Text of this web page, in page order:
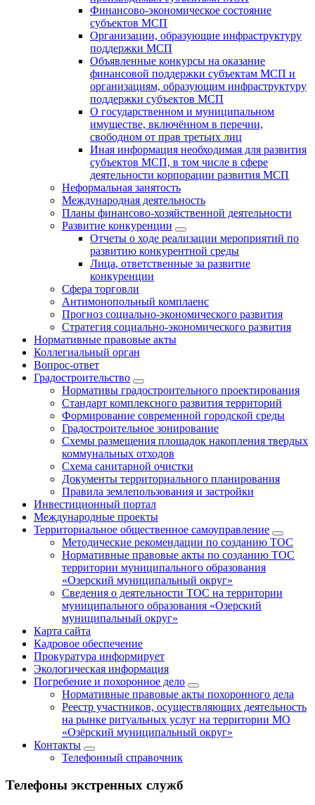
Финансово-экономическое состояние
субъектов МСП
Организации, образующие инфраструктуру
поддержки МСП
Объявленные конкурсы на оказание
финансовой поддержки субъектам МСП и
организациям, образующим инфраструктуру
поддержки субъектов МСП
О государственном и муниципальном
имуществе, включённом в перечни,
свободном от прав третьих лиц
Иная информация необходимая для развития
субъектов МСП, в том числе в сфере
деятельности корпорации развития МСП
Неформальная занятость
Международная деятельность
Планы финансово-хозяйственной деятельности
Развитие конкуренции
Отчеты о ходе реализации мероприятий по
развитию конкурентной среды
Лица, ответственные за развитие
конкуренции
Сфера торговли
Антимонопольный комплаенс
Прогноз социально-экономического развития
Стратегия социально-экономического развития
Нормативные правовые акты
Коллегиальный орган
Вопрос-ответ
Градостроительство
Нормативы градостроительного проектирования
Стандарт комплексного развития территорий
Формирование современной городской среды
Градостроительное зонирование
Схемы размещения площадок накопления твердых
коммунальных отходов
Схема санитарной очистки
Документы территориального планирования
Правила землепользования и застройки
Инвестиционный портал
Международные проекты
Территориальное общественное самоуправление
Методические рекомендации по созданию ТОС
Нормативные правовые акты по созданию ТОС
территории муниципального образования
«Озерский муниципальный округ»
Сведения о деятельности ТОС на территории
муниципального образования «Озерский
муниципальный округ»
Карта сайта
Кадровое обеспечение
Прокуратура информирует
Экологическая информация
Погребение и похоронное дело
Нормативные правовые акты похоронного дела
Реестр участников, осуществляющих деятельность
на рынке ритуальных услуг на территории МО
«Озёрский муниципальный округ»
Контакты
Телефонный справочник
Телефоны экстренных служб